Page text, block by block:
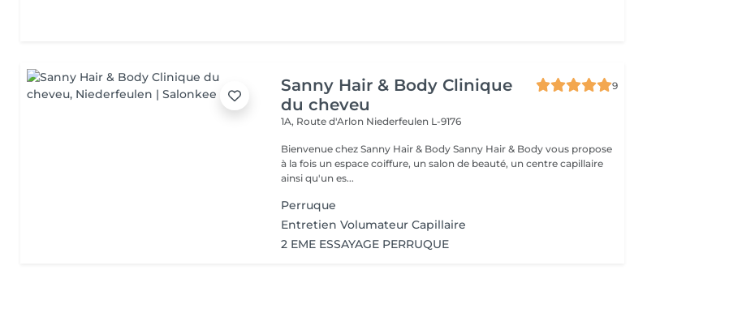
Sanny Hair & Body Clinique
du cheveu
9
1A, Route d'Arlon Niederfeulen L-9176
Bienvenue chez Sanny Hair & Body Sanny Hair & Body vous propose
à la fois un espace coiffure, un salon de beauté, un centre capillaire
ainsi qu'un es...
Perruque
Entretien Volumateur Capillaire
2 EME ESSAYAGE PERRUQUE